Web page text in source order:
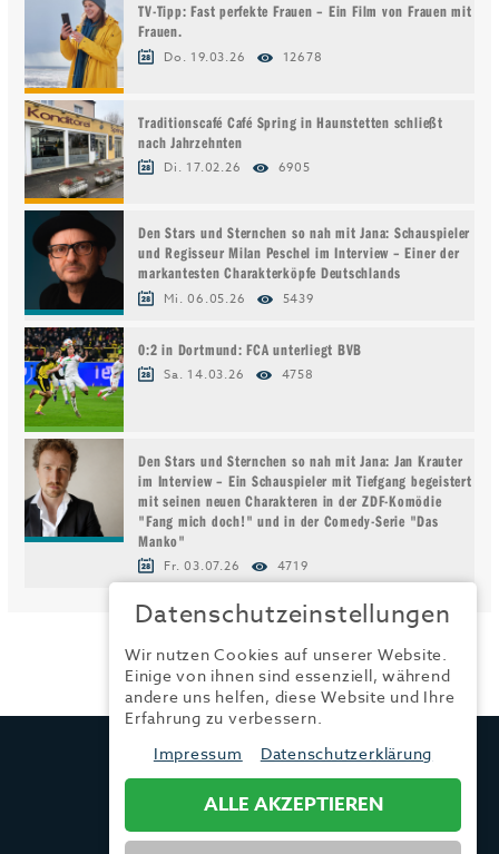
TV-Tipp: Fast perfekte Frauen – Ein Film von Frauen mit
Frauen.
Do. 19.03.26 12678
Traditionscafé Café Spring in Haunstetten schließt
nach Jahrzehnten
Di. 17.02.26 6905
Den Stars und Sternchen so nah mit Jana: Schauspieler
und Regisseur Milan Peschel im Interview – Einer der
markantesten Charakterköpfe Deutschlands
Mi. 06.05.26 5439
0:2 in Dortmund: FCA unterliegt BVB
Sa. 14.03.26 4758
Den Stars und Sternchen so nah mit Jana: Jan Krauter
im Interview – Ein Schauspieler mit Tiefgang begeistert
mit seinen neuen Charakteren in der ZDF-Komödie
"Fang mich doch!" und in der Comedy-Serie "Das
Manko"
Fr. 03.07.26 4719
TRENDYONE
Datenschutzeinstellungen
Wir nutzen Cookies auf unserer Website.
Einige von ihnen sind essenziell, während
andere uns helfen, diese Website und Ihre
Erfahrung zu verbessern.
Impressum
Datenschutzerklärung
ALLE AKZEPTIEREN